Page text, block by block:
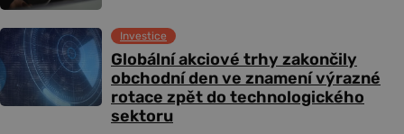
Globální akciové trhy zakončily
obchodní den ve znamení výrazné
rotace zpět do technologického
sektoru
Investice